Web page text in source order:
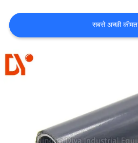
समाचार
मामलों
सबसे अच्छी कीमत